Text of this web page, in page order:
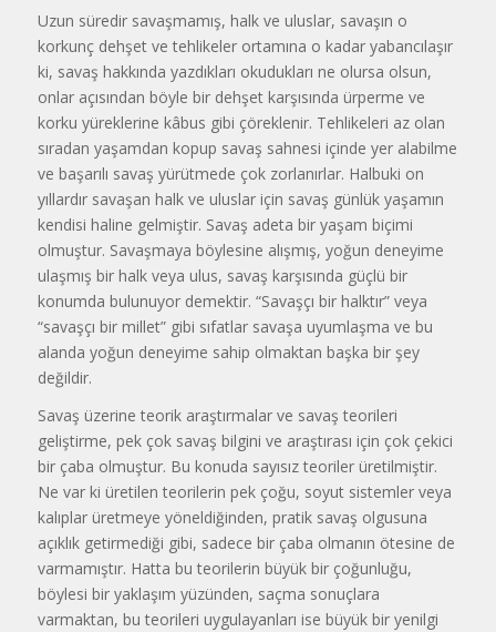
Uzun süredir savaşmamış, halk ve uluslar, savaşın o
korkunç dehşet ve tehlikeler ortamına o kadar yabancılaşır
ki, savaş hakkında yazdıkları okudukları ne olursa olsun,
onlar açısından böyle bir dehşet karşısında ürperme ve
korku yüreklerine kâbus gibi çöreklenir. Tehlikeleri az olan
sıradan yaşamdan kopup savaş sahnesi içinde yer alabilme
ve başarılı savaş yürütmede çok zorlanırlar. Halbuki on
yıllardır savaşan halk ve uluslar için savaş günlük yaşamın
kendisi haline gelmiştir. Savaş adeta bir yaşam biçimi
olmuştur. Savaşmaya böylesine alışmış, yoğun deneyime
ulaşmış bir halk veya ulus, savaş karşısında güçlü bir
konumda bulunuyor demektir. “Savaşçı bir halktır” veya
“savaşçı bir millet” gibi sıfatlar savaşa uyumlaşma ve bu
alanda yoğun deneyime sahip olmaktan başka bir şey
değildir.
Savaş üzerine teorik araştırmalar ve savaş teorileri
geliştirme, pek çok savaş bilgini ve araştırası için çok çekici
bir çaba olmuştur. Bu konuda sayısız teoriler üretilmiştir.
Ne var ki üretilen teorilerin pek çoğu, soyut sistemler veya
kalıplar üretmeye yöneldiğinden, pratik savaş olgusuna
açıklık getirmediği gibi, sadece bir çaba olmanın ötesine de
varmamıştır. Hatta bu teorilerin büyük bir çoğunluğu,
böylesi bir yaklaşım yüzünden, saçma sonuçlara
varmaktan, bu teorileri uygulayanları ise büyük bir yenilgi